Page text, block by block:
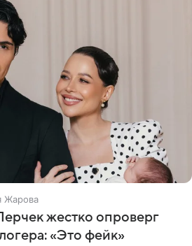
Жарова
жестко опроверг
«Это фейк»